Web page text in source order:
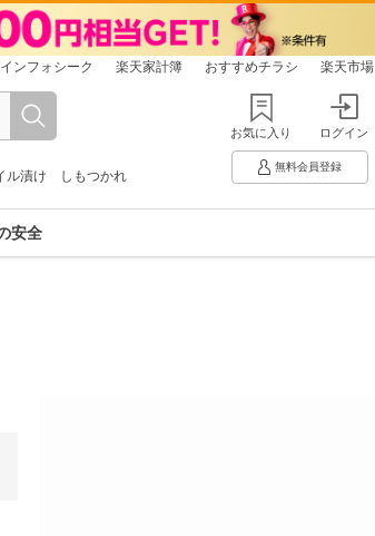
インフォシーク 楽天家計簿 おすすめチラシ 楽天市場
ル漬け しもつかれ
お気に入り ログイン
無料会員登録
安全